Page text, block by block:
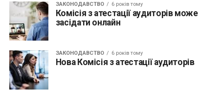
ЗАКОНОДАВСТВО 6 років тому
Комісія з атестації аудиторів може
засідати онлайн
ЗАКОНОДАВСТВО 6 років тому
Нова Комісія з атестації аудиторів